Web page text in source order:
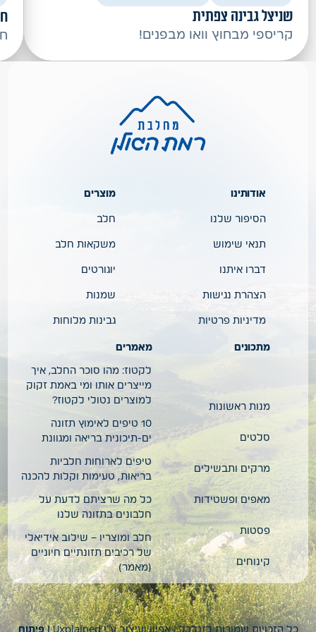
שניצל גבינה צפתית
קריספי מבחוץ וואו מבפנים!
אודותינו
הסיפור שלנו
תנאי שימוש
דברו איתנו
הצהרת נגישות
מדיניות פרטיות
מוצרים
חלב
משקאות חלב
יוגורטים
שמנות
גבינות מלוחות
מתכונים
מנות ראשונות
סלטים
מרקים ותבשילים
מאפים ופשטידות
פסטות
קינוחים
מאמרים
לקטוז: מהו סוכר החלב, איך
מייצרים אותו ומי באמת זקוק
למוצרים נטולי לקטוז?
10 טיפים לאימוץ תזונה
ים-תיכונית בריאה ומגוונת
טיפים לארוחות חלביות
בריאות, טעימות וקלות להכנה
כל מה שרציתם לדעת על
חלבונים בתזונה שלנו
חלב ומוצריו – שילוב אידיאלי
של רכיבים תזונתיים חיוניים
(מאמר)